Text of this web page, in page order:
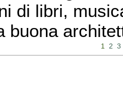
di libri,
buona
1 2 3